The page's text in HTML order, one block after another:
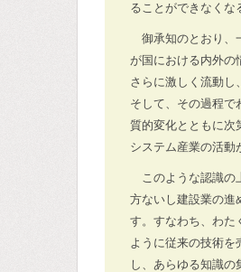
ることができなくな
御承知のとおり、
が国における内外の
さらに激しく流動し
そして、その過程で
質的変化とともに次
システム産業の活動
このような認識の
方ないし建設業の進
す。すなわち、わた
ように従来の技術を
し、あらゆる知識